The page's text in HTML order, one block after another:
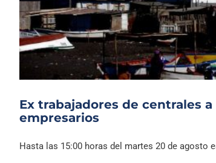
Ex trabajadores de centrales
empresarios
Hasta las 15:00 horas del martes 20 de agosto